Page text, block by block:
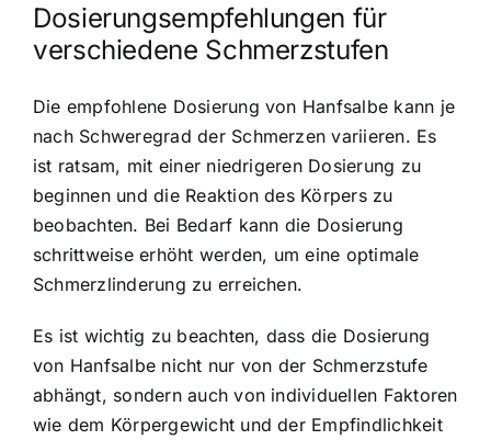
Dosierungsempfehlungen für
verschiedene Schmerzstufen
Die empfohlene Dosierung von Hanfsalbe kann je
nach Schweregrad der Schmerzen variieren. Es
ist ratsam, mit einer niedrigeren Dosierung zu
beginnen und die Reaktion des Körpers zu
beobachten. Bei Bedarf kann die Dosierung
schrittweise erhöht werden, um eine optimale
Schmerzlinderung zu erreichen.
Es ist wichtig zu beachten, dass die Dosierung
von Hanfsalbe nicht nur von der Schmerzstufe
abhängt, sondern auch von individuellen Faktoren
wie dem Körpergewicht und der Empfindlichkeit